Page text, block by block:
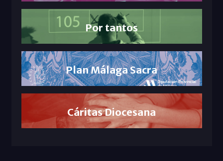
Por tantos
Plan Málaga Sacra
Cáritas Diocesana